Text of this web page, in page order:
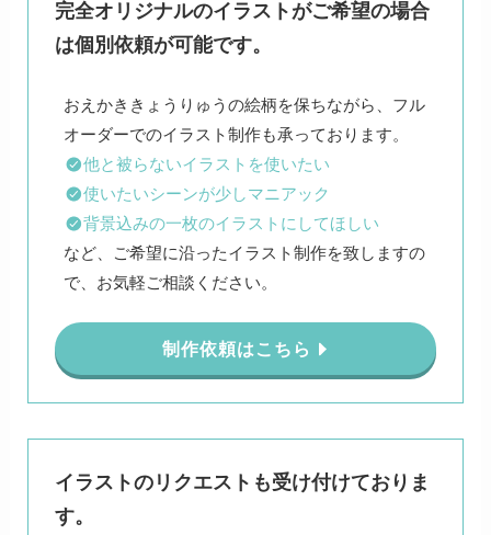
完全オリジナルのイラストがご希望の場合
は個別依頼が可能です。
おえかききょうりゅうの絵柄を保ちながら、フル
他と被らないイラストを使いたい
使いたいシーンが少しマニアック
背景込みの一枚のイラストにしてほしい
など、ご希望に沿ったイラスト制作を致しますの
で、お気軽ご相談ください。
制作依頼はこちら
イラストのリクエストも受け付けておりま
す。